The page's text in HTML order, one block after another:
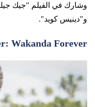
وشارك في الفيلم "جيك
و"دينيس كويد".
Wakanda Forever